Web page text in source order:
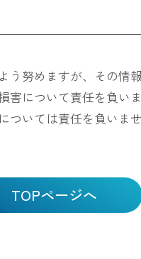
努めますが、その
について責任を負い
いては責任を負いませ
TOPページへ